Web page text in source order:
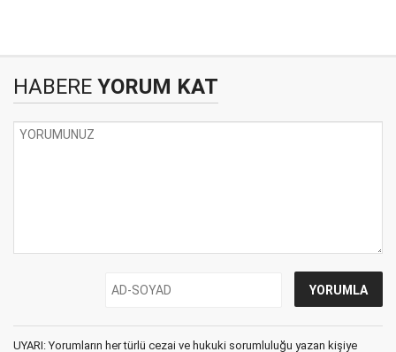
HABERE YORUM KAT
UYARI: Yorumların her türlü cezai ve hukuki sorumluluğu yazan kişiye